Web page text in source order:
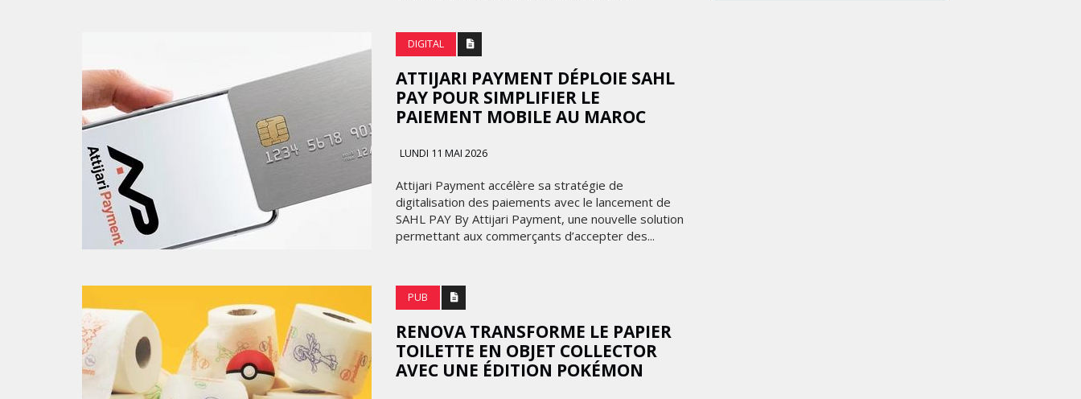
DIGITAL
ATTIJARI PAYMENT DÉPLOIE SAHL
PAY POUR SIMPLIFIER LE
PAIEMENT MOBILE AU MAROC
LUNDI 11 MAI 2026
Attijari Payment accélère sa stratégie de
digitalisation des paiements avec le lancement de
SAHL PAY By Attijari Payment, une nouvelle solution
permettant aux commerçants d’accepter des...
PUB
RENOVA TRANSFORME LE PAPIER
TOILETTE EN OBJET COLLECTOR
AVEC UNE ÉDITION POKÉMON